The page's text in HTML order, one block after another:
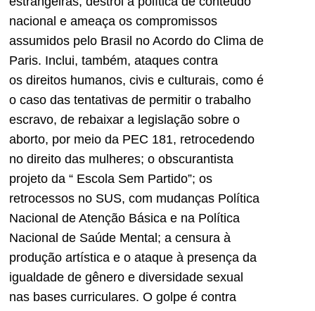
nacional e ameaça os compromissos
assumidos pelo Brasil no Acordo do Clima de
Paris. Inclui, também, ataques contra
os direitos humanos, civis e culturais, como é
o caso das tentativas de permitir o trabalho
escravo, de rebaixar a legislação sobre o
aborto, por meio da PEC 181, retrocedendo
no direito das mulheres; o obscurantista
projeto da “ Escola Sem Partido”; os
retrocessos no SUS, com mudanças Política
Nacional de Atenção Básica e na Política
Nacional de Saúde Mental; a censura à
produção artística e o ataque à presença da
igualdade de gênero e diversidade sexual
nas bases curriculares. O golpe é contra